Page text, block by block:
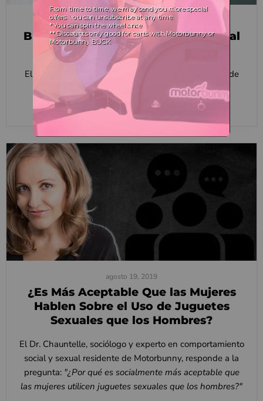
noviembre 25, 2020
Blog Navideño: "La Psicología Social
de Los Regalos"
El Dr. Chauntelle examina los aspectos psicológicos de
regalar un juguete sexual como Motorbunny.
Leer ahora
agosto 19, 2019
¿Es Más Aceptable Que las Mujeres
Hablen Sobre el Uso de Juguetes
Sexuales que los Hombres?
El Dr. Chauntelle, sociólogo y experto en comportamiento
social y sexual residente de Motorbunny, responde a la
pregunta: "¿Por qué es socialmente más aceptable que
las mujeres utilicen juguetes sexuales que los hombres?"